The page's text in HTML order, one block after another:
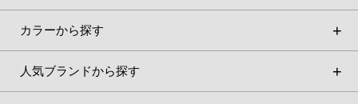
カラーから探す
人気ブランドから探す